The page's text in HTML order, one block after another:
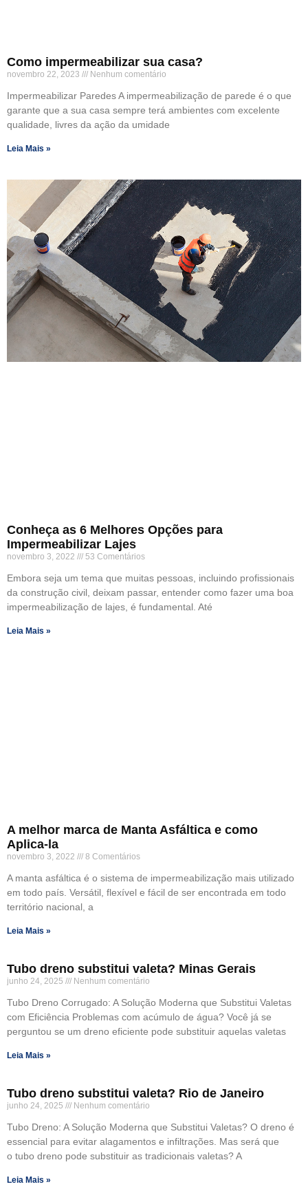
Como impermeabilizar sua casa?
novembro 22, 2023 Nenhum comentário
Impermeabilizar Paredes A impermeabilização de parede é o que
garante que a sua casa sempre terá ambientes com excelente
qualidade, livres da ação da umidade
Leia Mais »
Conheça as 6 Melhores Opções para
Impermeabilizar Lajes
novembro 3, 2022 53 Comentários
Embora seja um tema que muitas pessoas, incluindo profissionais
da construção civil, deixam passar, entender como fazer uma boa
impermeabilização de lajes, é fundamental. Até
Leia Mais »
A melhor marca de Manta Asfáltica e como
Aplica-la
novembro 3, 2022 8 Comentários
A manta asfáltica é o sistema de impermeabilização mais utilizado
em todo país. Versátil, flexível e fácil de ser encontrada em todo
território nacional, a
Leia Mais »
Tubo dreno substitui valeta? Minas Gerais
junho 24, 2025 Nenhum comentário
Tubo Dreno Corrugado: A Solução Moderna que Substitui Valetas
com Eficiência Problemas com acúmulo de água? Você já se
perguntou se um dreno eficiente pode substituir aquelas valetas
Leia Mais »
Tubo dreno substitui valeta? Rio de Janeiro
junho 24, 2025 Nenhum comentário
Tubo Dreno: A Solução Moderna que Substitui Valetas? O dreno é
essencial para evitar alagamentos e infiltrações. Mas será que
o tubo dreno pode substituir as tradicionais valetas? A
Leia Mais »